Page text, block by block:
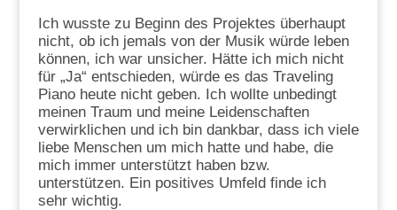
Ich wusste zu Beginn des Projektes überhaupt
nicht, ob ich jemals von der Musik würde leben
können, ich war unsicher. Hätte ich mich nicht
für „Ja“ entschieden, würde es das Traveling
Piano heute nicht geben. Ich wollte unbedingt
meinen Traum und meine Leidenschaften
verwirklichen und ich bin dankbar, dass ich viele
liebe Menschen um mich hatte und habe, die
mich immer unterstützt haben bzw.
unterstützen. Ein positives Umfeld finde ich
sehr wichtig.